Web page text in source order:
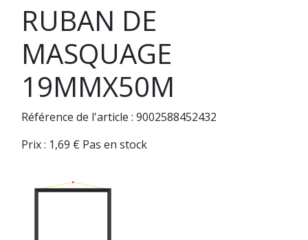
RUBAN DE
MASQUAGE
19MMX50M
Référence de l'article : 9002588452432
Prix : 1,69 € Pas en stock